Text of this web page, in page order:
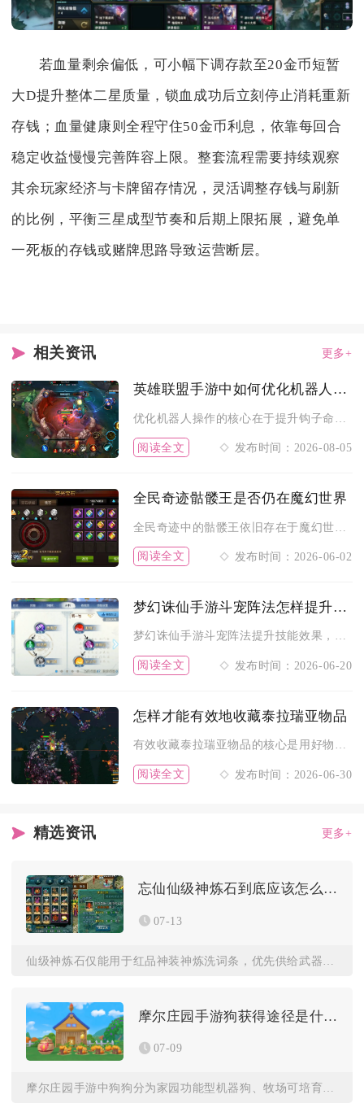
若血量剩余偏低，可小幅下调存款至20金币短暂
大D提升整体二星质量，锁血成功后立刻停止消耗重新
存钱；血量健康则全程守住50金币利息，依靠每回合
稳定收益慢慢完善阵容上限。整套流程需要持续观察
其余玩家经济与卡牌留存情况，灵活调整存钱与刷新
的比例，平衡三星成型节奏和后期上限拓展，避免单
一死板的存钱或赌牌思路导致运营断层。
相关资讯 更多+
英雄联盟手游中如何优化机器人的操作
阅读全文 发布时间：2026-08-05
全民奇迹骷髅王是否仍在魔幻世界
阅读全文 发布时间：2026-06-02
梦幻诛仙手游斗宠阵法怎样提升技能效果
梦幻诛仙手游斗宠阵法提升技能效果，核心在于阵法等级强化、站位...
阅读全文 发布时间：2026-06-20
怎样才能有效地收藏泰拉瑞亚物品
有效收藏泰拉瑞亚物品的核心是用好物品收藏标记、搭建专属收纳区...
阅读全文 发布时间：2026-06-30
精选资讯 更多+
忘仙仙级神炼石到底应该怎么使用
07-13
摩尔庄园手游狗获得途径是什么
07-09